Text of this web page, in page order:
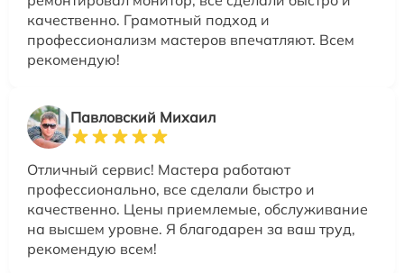
качественно. Грамотный подход и
профессионализм мастеров впечатляют. Всем
рекомендую!
Павловский Михаил
Отличный сервис! Мастера работают
профессионально, все сделали быстро и
качественно. Цены приемлемые, обслуживание
на высшем уровне. Я благодарен за ваш труд,
рекомендую всем!